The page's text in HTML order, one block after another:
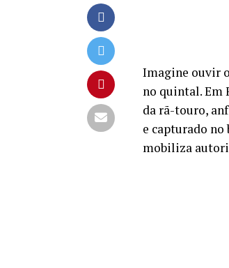
Imagine ouvir
no quintal. Em
da rã-touro,
e capturado no
mobiliza